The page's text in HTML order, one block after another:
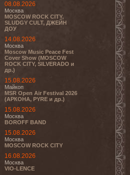
08.08.2026
Москва
MOSCOW ROCK CITY,
SLUDGY CULT, ДЖЕЙН
ДОУ
14.08.2026
Москва
Moscow Music Peace Fest
Cover Show (MOSCOW
ROCK CITY, SILVERADO и
др.)
15.08.2026
Майкоп
MSR Open Air Festival 2026
(АРКОНА, PYRE и др.)
15.08.2026
Москва
BOROFF BAND
15.08.2026
Москва
MOSCOW ROCK CITY
16.08.2026
Москва
VIO-LENCE